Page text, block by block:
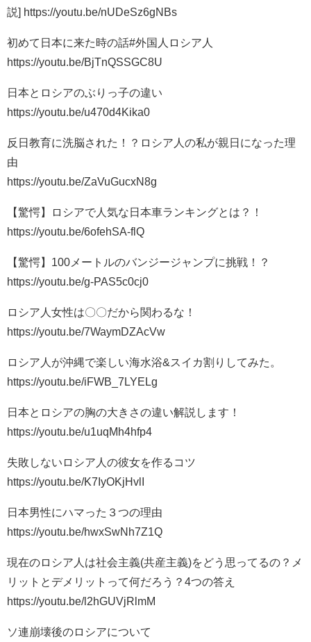
説] https://youtu.be/nUDeSz6gNBs
初めて日本に来た時の話#外国人ロシア人
https://youtu.be/BjTnQSSGC8U
日本とロシアのぶりっ子の違い
https://youtu.be/u470d4Kika0
反日教育に洗脳された！？ロシア人の私が親日になった理
由
https://youtu.be/ZaVuGucxN8g
【驚愕】ロシアで人気な日本車ランキングとは？！
https://youtu.be/6ofehSA-flQ
【驚愕】100メートルのバンジージャンプに挑戦！？
https://youtu.be/g-PAS5c0cj0
ロシア人女性は〇〇だから関わるな！
https://youtu.be/7WaymDZAcVw
ロシア人が沖縄で楽しい海水浴&スイカ割りしてみた。
https://youtu.be/iFWB_7LYELg
日本とロシアの胸の大きさの違い解説します！
https://youtu.be/u1uqMh4hfp4
失敗しないロシア人の彼女を作るコツ
https://youtu.be/K7IyOKjHvlI
日本男性にハマった３つの理由
https://youtu.be/hwxSwNh7Z1Q
現在のロシア人は社会主義(共産主義)をどう思ってるの？メ
リットとデメリットって何だろう？4つの答え
https://youtu.be/l2hGUVjRlmM
ソ連崩壊後のロシアについて